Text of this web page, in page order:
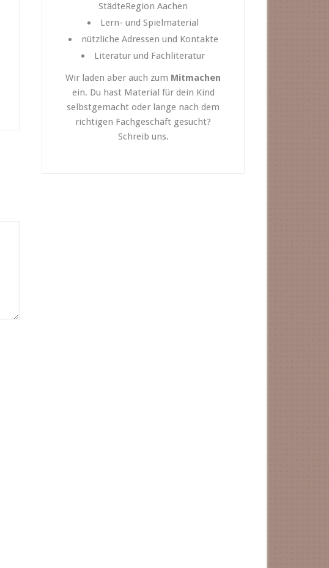
StädteRegion Aachen
Lern- und Spielmaterial
nützliche Adressen und Kontakte
Literatur und Fachliteratur
Wir laden aber auch zum Mitmachen
ein. Du hast Material für dein Kind
selbstgemacht oder lange nach dem
richtigen Fachgeschäft gesucht?
Schreib uns.